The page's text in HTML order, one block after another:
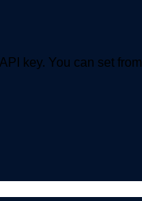
key. You can set from